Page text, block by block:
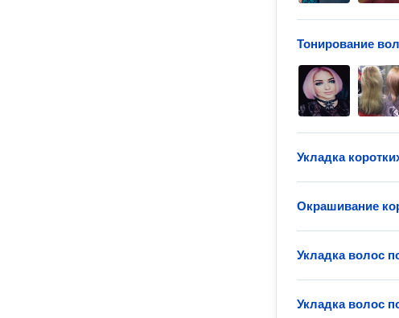
Тонирование
Укладка
Окрашивание
Укладка волос
Укладка волос